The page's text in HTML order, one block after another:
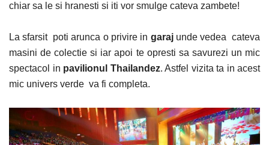
chiar sa le si hranesti si iti vor smulge cateva zambete!
La sfarsit poti arunca o privire in garajunde vedea cateva
masini de colectie si iar apoi te opresti sa savurezi un mic
spectacol in pavilionul Thailandez. Astfel vizita ta in acest
mic univers verde va fi completa.